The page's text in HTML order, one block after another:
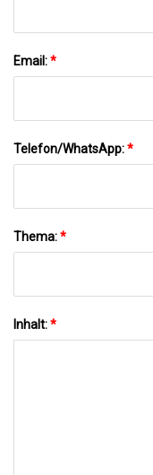
Email:*
Telefon/WhatsApp:*
Thema:*
Inhalt:*